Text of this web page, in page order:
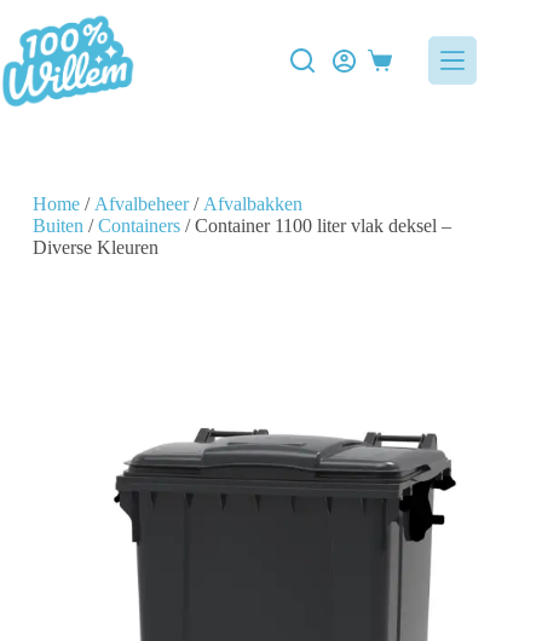
Home/ Afvalbeheer/ Afvalbakken
Buiten /Containers/ Container 1100 liter vlak deksel –
Diverse Kleuren